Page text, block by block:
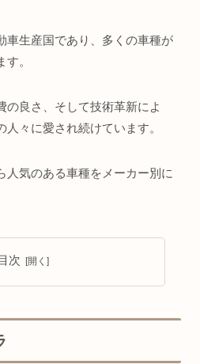
車生産国であり、多くの車種が
。
の良さ、そして技術革新によ
々に愛され続けています。
人気のある車種をメーカー別に
次